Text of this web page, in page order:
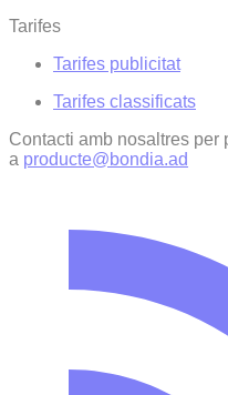
Tarifes
Tarifes publicitat
Tarifes classificats
Contacti amb nosaltres
a producte@bondia.ad